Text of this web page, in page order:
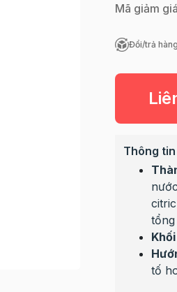
Mã giảm
Đổi/trả
Thông
tố